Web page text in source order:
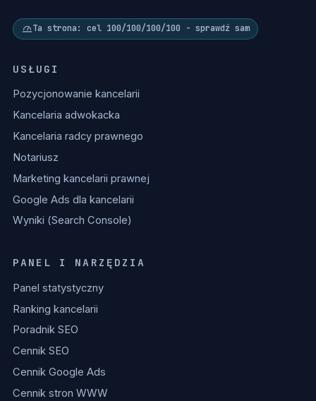
Ta strona: cel 100/100/100/100 - sprawdź sam
USŁUGI
Pozycjonowanie kancelarii
Kancelaria adwokacka
Kancelaria radcy prawnego
Notariusz
Marketing kancelarii prawnej
Google Ads dla kancelarii
Wyniki (Search Console)
PANEL I NARZĘDZIA
Panel statystyczny
Ranking kancelarii
Poradnik SEO
Cennik SEO
Cennik Google Ads
Cennik stron WWW